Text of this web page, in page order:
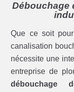
Débouchage
Que ce soit
canalisation
nécessite une
entreprise de
débouchage